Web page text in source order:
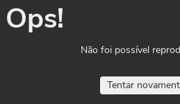
Ops!
Não foi possível
Tentar